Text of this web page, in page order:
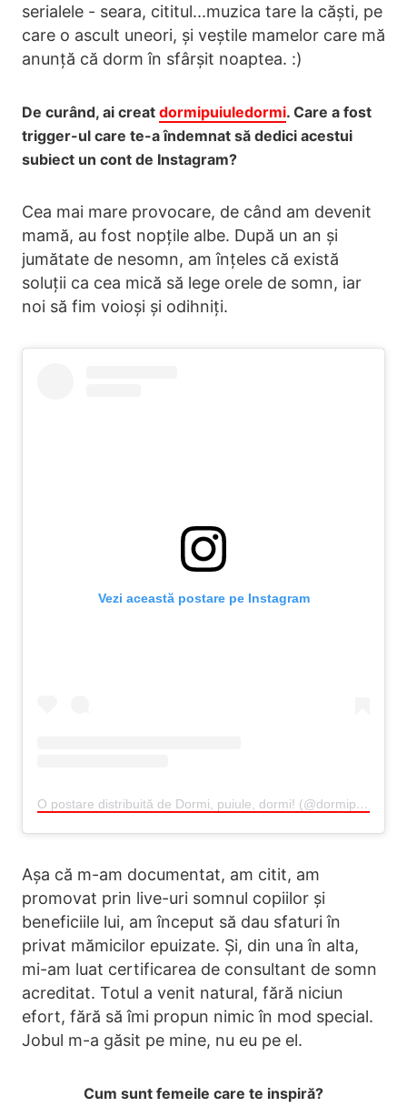
serialele - seara, cititul...muzica tare la căști, pe
care o ascult uneori, și veștile mamelor care mă
anunță că dorm în sfârșit noaptea. :)
De curând, ai creat dormipuiuledormi. Care a fost
trigger-ul care te-a îndemnat să dedici acestui
subiect un cont de Instagram?
Cea mai mare provocare, de când am devenit
mamă, au fost nopțile albe. După un an și
jumătate de nesomn, am înțeles că există
soluții ca cea mică să lege orele de somn, iar
noi să fim voioși și odihniți.
Vezi această postare pe Instagram
O postare distribuită de Dormi, puiule, dormi! (@dormipuiuledormi)
Așa că m-am documentat, am citit, am
promovat prin live-uri somnul copiilor și
beneficiile lui, am început să dau sfaturi în
privat mămicilor epuizate. Și, din una în alta,
mi-am luat certificarea de consultant de somn
acreditat. Totul a venit natural, fără niciun
efort, fără să îmi propun nimic în mod special.
Jobul m-a găsit pe mine, nu eu pe el.
Cum sunt femeile care te inspiră?